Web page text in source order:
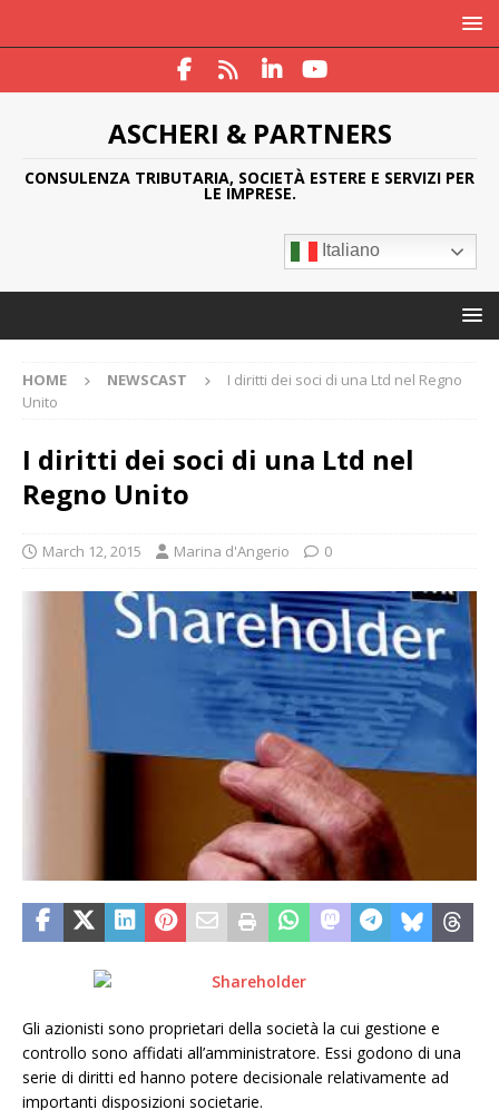
ASCHERI & PARTNERS
CONSULENZA TRIBUTARIA, SOCIETÀ ESTERE E SERVIZI PER
LE IMPRESE.
Italiano
HOME NEWSCAST
I diritti dei soci di una Ltd nel Regno
Unito
I diritti dei soci di una Ltd nel
Regno Unito
March 12, 2015 Marina d'Angerio 0
Gli azionisti sono proprietari della società la cui gestione e
controllo sono affidati all’amministratore. Essi godono di una
serie di diritti ed hanno potere decisionale relativamente ad
importanti disposizioni societarie.